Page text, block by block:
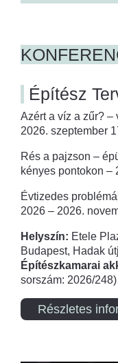
Építész
Azért a víz a zűr?
2026. szeptember
Rés a pajzson –
kényes pontokon –
Évtizedes
2026 – 2026.
Helyszín: Etele
Budapest, Hadak
Építészkamarai
sorszám: 2026/248)
Részletes